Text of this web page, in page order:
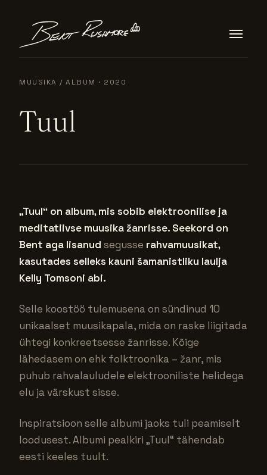
MUUSIKA / ALBUM · 2020
Tuul
„Tuul“ on album, mis sobib elektroonilise ja
meditatiivse muusika žanrisse. Seekord on
Bent aga lisanud segusse rahvamuusikat,
kasutades selleks kauni šamanistliku laulja
Kelly Tomsoni abi.
Selle koostöö tulemusena on sündinud 10
unikaalset muusikapala, mida on raske liigitada
ühtegi konkreetsesse žanrisse. Kõige
lähedasem on ehk folktroonika – žanr, mis
puhub rahvalauludele elektrooniliste helidega
elu ja värskust sisse.
Inspiratsioon selle albumi jaoks tuli peamiselt
loodusest. Albumi pealkiri „Tuul“ tähendab
eesti keeles tuult.